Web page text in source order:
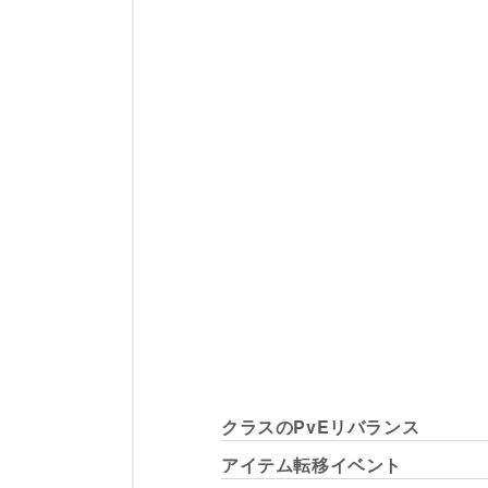
クラスのPvEリバランス
アイテム転移イベント